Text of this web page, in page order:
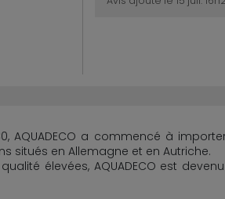
AQUADECO a commencé à
situés en Allemagne et en Autriche.
élevées, AQUADECO est